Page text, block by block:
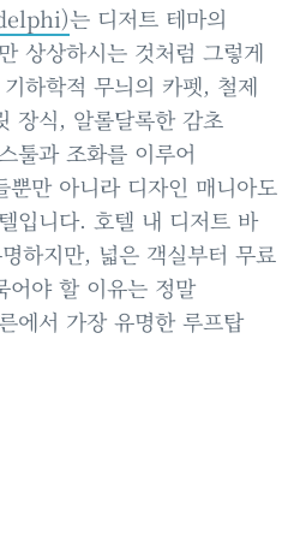
는 디저트 테마의
상상하시는 것처럼 그렇게
하학적 무늬의 카펫, 철제
장식, 알롤달록한 감초
툴과 조화를 이루어
뿐만 아니라 디자인 매니아도
입니다. 호텔 내 디저트 바
하지만, 넓은 객실부터 무료
어야 할 이유는 정말
에서 가장 유명한 루프탑